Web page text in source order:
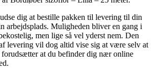
dig at bestille pakken til levering til din
arbejdsplads. Muligheden bliver en gang i
men lige så vel yderst nem. Den
levering vil dog altid vise sig at være selv at
forudsætter at du befinder dig nær online